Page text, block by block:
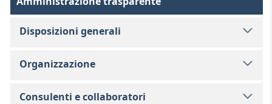
Disposizioni generali
Organizzazione
Consulenti e collaboratori